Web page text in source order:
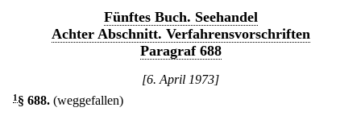
Fünftes Buch. Seehandel
Achter Abschnitt. Verfahrensvorschriften
Paragraf 688
[6. April 1973]
1 § 688. (weggefallen)